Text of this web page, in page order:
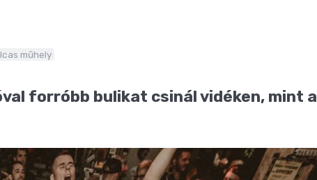
műhely
forróbb bulikat csinál vidéken, mint a